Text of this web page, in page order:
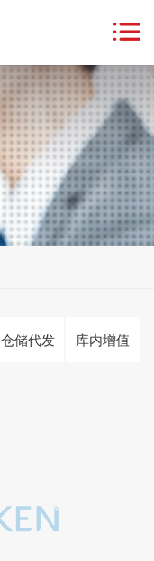
仓储代发 库内增值